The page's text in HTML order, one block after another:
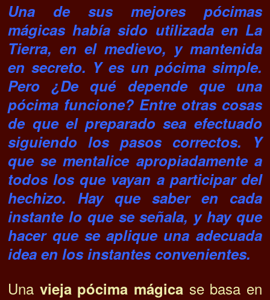
Una de sus mejores pócimas
mágicas había sido utilizada en La
Tierra, en el medievo, y mantenida
en secreto. Y es un pócima simple.
Pero ¿De qué depende que una
pócima funcione? Entre otras cosas
de que el preparado sea efectuado
siguiendo los pasos correctos. Y
que se mentalice apropiadamente a
todos los que vayan a participar del
hechizo. Hay que saber en cada
instante lo que se señala, y hay que
hacer que se aplique una adecuada
idea en los instantes convenientes.
Una vieja pócima mágica se basa en